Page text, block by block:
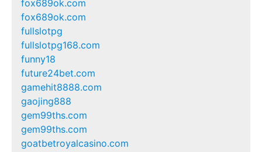
fox689ok.com
fox689ok.com
fullslotpg
fullslotpg168.com
funny18
future24bet.com
gamehit8888.com
gaojing888
gem99ths.com
gem99ths.com
goatbetroyalcasino.com